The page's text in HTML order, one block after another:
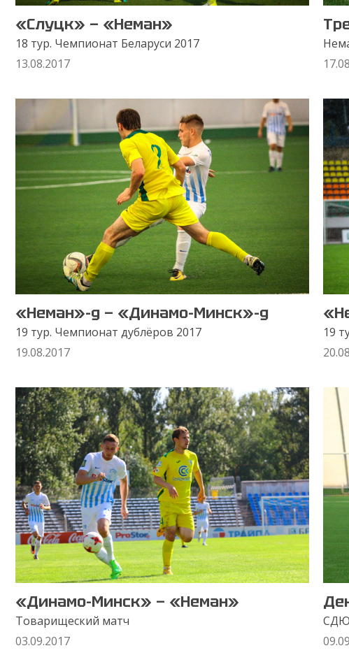
«Слуцк» — «Неман»
18 тур. Чемпионат Беларуси 2017
13.08.2017
«Неман»-д — «Динамо-Минск»-д
19 тур. Чемпионат дублёров 2017
19.08.2017
19
«Динамо-Минск» — «Неман»
Товарищеский матч
03.09.2017